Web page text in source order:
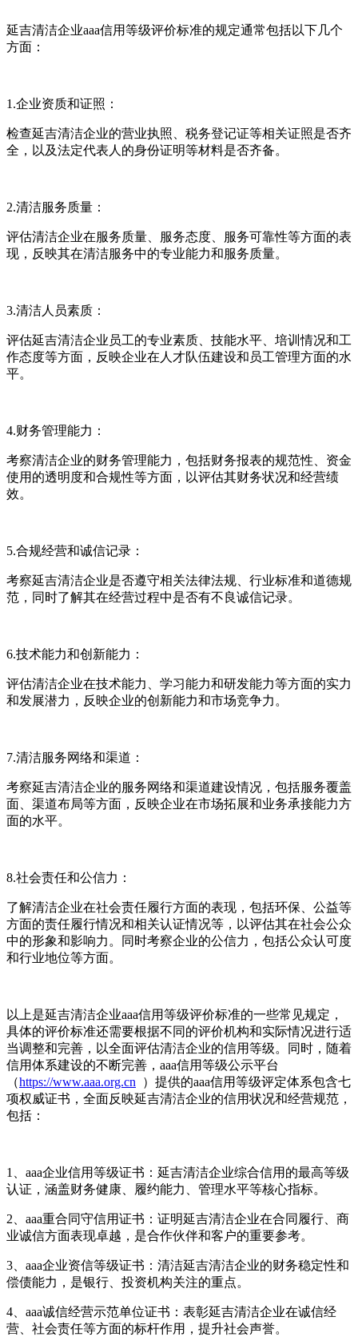
延吉清洁企业aaa信用等级评价标准的规定通常包括以下几个
方面：
1.企业资质和证照：
检查延吉清洁企业的营业执照、税务登记证等相关证照是否齐
全，以及法定代表人的身份证明等材料是否齐备。
2.清洁服务质量：
评估清洁企业在服务质量、服务态度、服务可靠性等方面的表
现，反映其在清洁服务中的专业能力和服务质量。
3.清洁人员素质：
评估延吉清洁企业员工的专业素质、技能水平、培训情况和工
作态度等方面，反映企业在人才队伍建设和员工管理方面的水
平。
4.财务管理能力：
考察清洁企业的财务管理能力，包括财务报表的规范性、资金
使用的透明度和合规性等方面，以评估其财务状况和经营绩
效。
5.合规经营和诚信记录：
考察延吉清洁企业是否遵守相关法律法规、行业标准和道德规
范，同时了解其在经营过程中是否有不良诚信记录。
6.技术能力和创新能力：
评估清洁企业在技术能力、学习能力和研发能力等方面的实力
和发展潜力，反映企业的创新能力和市场竞争力。
7.清洁服务网络和渠道：
考察延吉清洁企业的服务网络和渠道建设情况，包括服务覆盖
面、渠道布局等方面，反映企业在市场拓展和业务承接能力方
面的水平。
8.社会责任和公信力：
了解清洁企业在社会责任履行方面的表现，包括环保、公益等
方面的责任履行情况和相关认证情况等，以评估其在社会公众
中的形象和影响力。同时考察企业的公信力，包括公众认可度
和行业地位等方面。
以上是延吉清洁企业aaa信用等级评价标准的一些常见规定，
具体的评价标准还需要根据不同的评价机构和实际情况进行适
当调整和完善，以全面评估清洁企业的信用等级。同时，随着
信用体系建设的不断完善，aaa信用等级公示平台
（https://www.aaa.org.cn ）提供的aaa信用等级评定体系包含七
项权威证书，全面反映延吉清洁企业的信用状况和经营规范，
包括：
1、aaa企业信用等级证书：延吉清洁企业综合信用的最高等级
认证，涵盖财务健康、履约能力、管理水平等核心指标。
2、aaa重合同守信用证书：证明延吉清洁企业在合同履行、商
业诚信方面表现卓越，是合作伙伴和客户的重要参考。
3、aaa企业资信等级证书：清洁延吉清洁企业的财务稳定性和
偿债能力，是银行、投资机构关注的重点。
4、aaa诚信经营示范单位证书：表彰延吉清洁企业在诚信经
营、社会责任等方面的标杆作用，提升社会声誉。